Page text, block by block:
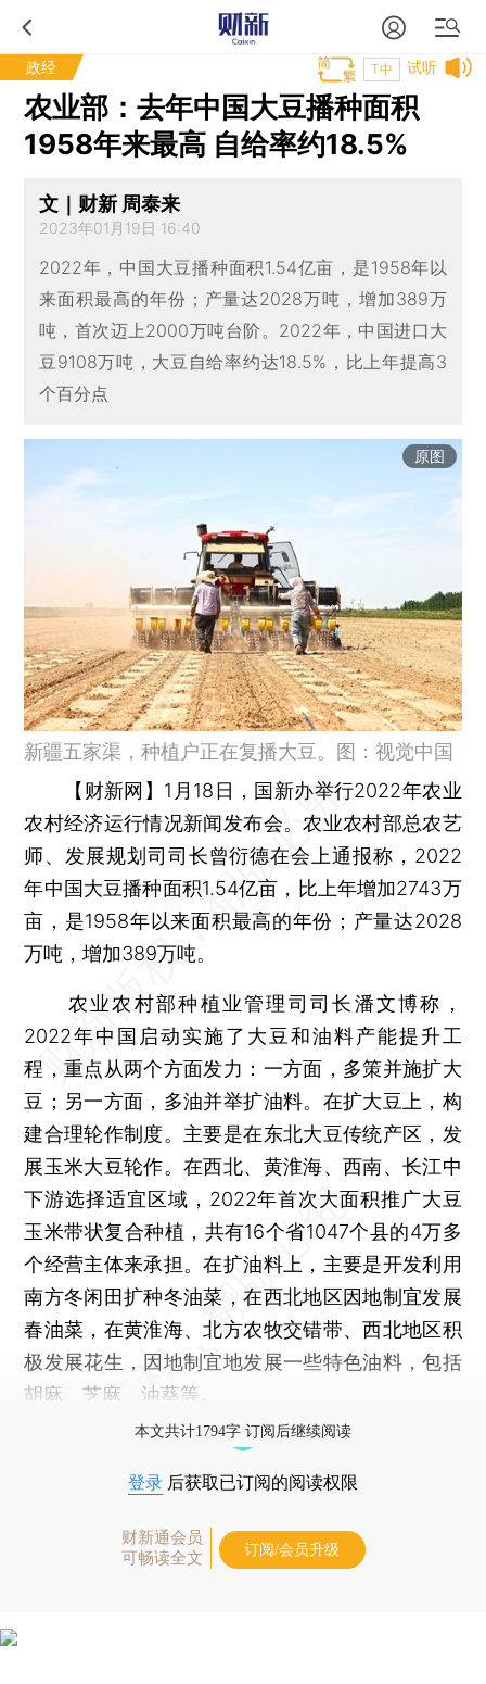
政经 试听
T中
农业部：去年中国大豆播种面积
1958年来最高 自给率约18.5%
文｜财新 周泰来
2023年01月19日 16:40
2022年，中国大豆播种面积1.54亿亩，是1958年以
来面积最高的年份；产量达2028万吨，增加389万
吨，首次迈上2000万吨台阶。2022年，中国进口大
豆9108万吨，大豆自给率约达18.5%，比上年提高3
个百分点
原图
新疆五家渠，种植户正在复播大豆。图：视觉中国
【财新网】 1月18日，国新办举行2022年农业
农村经济运行情况新闻发布会。农业农村部总农艺
师、发展规划司司长曾衍德在会上通报称，2022
年中国大豆播种面积1.54亿亩，比上年增加2743万
亩，是1958年以来面积最高的年份；产量达2028
万吨，增加389万吨。
农业农村部种植业管理司司长潘文博称，
2022年中国启动实施了大豆和油料产能提升工
程，重点从两个方面发力：一方面，多策并施扩大
豆；另一方面，多油并举扩油料。在扩大豆上，构
建合理轮作制度。主要是在东北大豆传统产区，发
展玉米大豆轮作。在西北、黄淮海、西南、长江中
下游选择适宜区域，2022年首次大面积推广大豆
玉米带状复合种植，共有16个省1047个县的4万多
个经营主体来承担。在扩油料上，主要是开发利用
南方冬闲田扩种冬油菜，在西北地区因地制宜发展
春油菜，在黄淮海、北方农牧交错带、西北地区积
极发展花生，因地制宜地发展一些特色油料，包括
胡麻、芝麻、油葵等。
本文共计1794字 订阅后继续阅读
登录 后获取已订阅的阅读权限
财新通会员
可畅读全文
订阅/会员升级